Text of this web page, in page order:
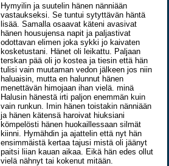
Hymyilin ja suutelin hänen nänniään
vastaukseksi. Se tuntui sytyttävän häntä
lisää. Samalla osaavat käteni avasivat
hänen housujensa napit ja paljastivat
odottavan elimen joka sykki jo kaivaten
kosketustani. Hänet oli leikattu. Paljaan
terskan pää oli jo kostea ja tiesin että hän
tulisi vain muutaman vedon jälkeen jos niin
haluaisin, mutta en halunnut hänen
menettävän himojaan ihan vielä. minä
Halusin hänestä irti paljon enemmän kuin
vain runkun. Imin hänen toistakin nänniään
ja hänen kätensä haroivat hiuksiani
kömpelösti hänen huokaillessaan silmät
kiinni. Hymähdin ja ajattelin että nyt hän
ensimmäistä kertaa tajusi mistä oli jäänyt
paitsi liian kauan aikaa. Eikä hän edes ollut
vielä nähnyt tai kokenut mitään.